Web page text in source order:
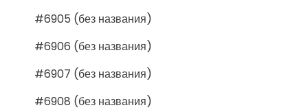
#6905 (без названия)
#6906 (без названия)
#6907 (без названия)
#6908 (без названия)